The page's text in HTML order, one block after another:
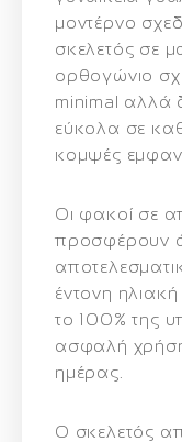
μοντέρνο
σκελετός σε
ορθογώνιο
minimal αλλά
εύκολα σε
κομψές
Οι φακοί σε
προσφέρουν
έντονη
το 100% της
ασφαλή χρήση
ημέρας.
Ο σκελετός